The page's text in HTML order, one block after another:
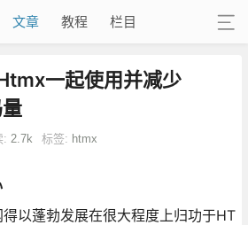
文章 教程 栏目
一起使用并减少
: 2.7k 标签: htmx
以蓬勃发展在很大程度上归功于HT